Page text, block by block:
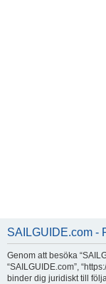
SAILGUIDE.com -
Genom att besöka
“SAILGUIDE.com”,
binder dig juridiskt till